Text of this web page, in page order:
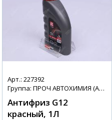
Арт.: 227392
Группа: ПРОЧ АВТОХИМИЯ (АВТОХИМИЯ + МАСЛА)
Антифриз G12
красный, 1Л